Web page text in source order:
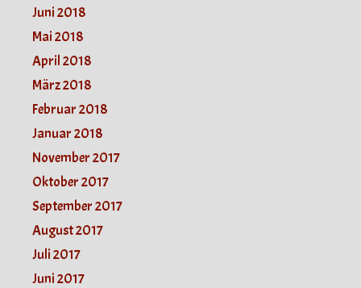
Juni 2018
Mai 2018
April 2018
März 2018
Februar 2018
Januar 2018
November 2017
Oktober 2017
September 2017
August 2017
Juli 2017
Juni 2017